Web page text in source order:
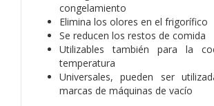
congelamiento
Elimina los olores en el frigorífico
Se reducen los restos de comida
Utilizables también para la
temperatura
Universales, pueden ser
marcas de máquinas de vacío